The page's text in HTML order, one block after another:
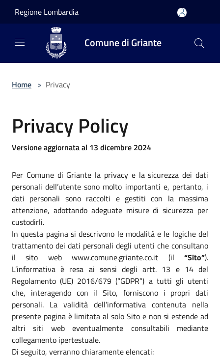
Regione Lombardia
Comune di Griante
Home > Privacy
Privacy Policy
Versione aggiornata al 13 dicembre 2024
Per Comune di Griante la privacy e la sicurezza dei dati
personali dell’utente sono molto importanti e, pertanto, i
dati personali sono raccolti e gestiti con la massima
attenzione, adottando adeguate misure di sicurezza per
custodirli.
In questa pagina si descrivono le modalità e le logiche del
trattamento dei dati personali degli utenti che consultano
il sito web www.comune.griante.co.it (il “Sito”).
L’informativa è resa ai sensi degli artt. 13 e 14 del
Regolamento (UE) 2016/679 (“GDPR”) a tutti gli utenti
che, interagendo con il Sito, forniscono i propri dati
personali. La validità dell’informativa contenuta nella
presente pagina è limitata al solo Sito e non si estende ad
altri siti web eventualmente consultabili mediante
collegamento ipertestuale.
Di seguito, verranno chiaramente elencati: